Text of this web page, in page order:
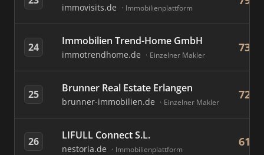
immovisits.de Immobilienplattform
24 Immobilien Trend-Home GmbH
immotrendhome.de Einzelner Makler
73
25 Brunner Real Estate Erlangen
brunner-immobilien.de Einzelner Makler
72
26 LIFULL Connect S.L.
nestoria.de Immobilienplattform
61